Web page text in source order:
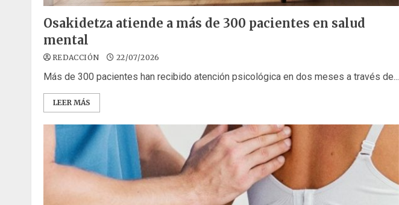
Osakidetza atiende a más de 300 pacientes en salud
mental
REDACCIÓN 22/07/2026
Más de 300 pacientes han recibido atención psicológica en dos meses a través de...
LEER MÁS